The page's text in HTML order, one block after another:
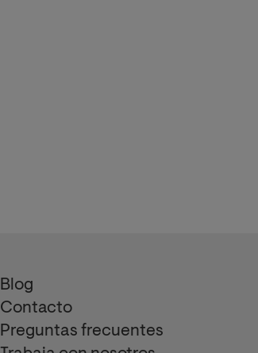
Blog
Contacto
Preguntas frecuentes